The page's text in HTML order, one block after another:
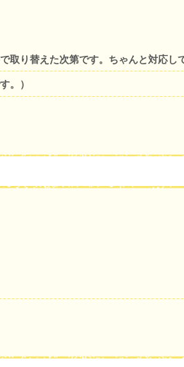
り替えた次第です。ちゃんと対応
。）